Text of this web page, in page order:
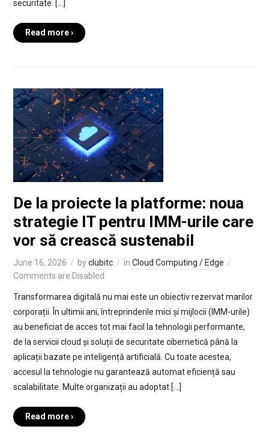
securitate. […]
Read more ›
De la proiecte la platforme: noua
strategie IT pentru IMM-urile care
vor să crească sustenabil
June 16, 2026 byclubitc in Cloud Computing / Edge
Comments are Disabled
Transformarea digitală nu mai este un obiectiv rezervat marilor
corporații. În ultimii ani, întreprinderile mici și mijlocii (IMM-urile)
au beneficiat de acces tot mai facil la tehnologii performante,
de la servicii cloud și soluții de securitate cibernetică până la
aplicații bazate pe inteligență artificială. Cu toate acestea,
accesul la tehnologie nu garantează automat eficiență sau
scalabilitate. Multe organizații au adoptat […]
Read more ›